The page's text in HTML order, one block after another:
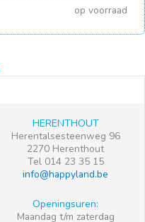
op voorraad
HERENTHOUT
Herentalsesteenweg 96
2270 Herenthout
Tel 014 23 35 15
info@happyland.be
Openingsuren:
Maandag t/m zaterdag